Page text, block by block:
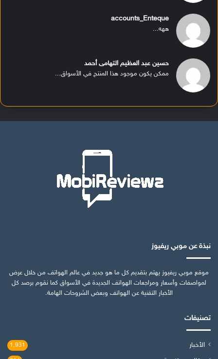
accounts_Enteque
ههه...
حسين عبد العظيم التهامى أحمد
ممكن يكون موجود هذا المنتج في الأسواق...
نبذة عن موبي ريفيوز
موقع موبي ريفيوز يهتم بتقديم كل ما هو جديد في عالم الهواتف من خلال عرض
لمواصفات وأسعار ومراجعات الهواتف الجديدة في الأسواق كما نقوم برصد كل
الأخبار التقنية عن الهواتف وبعض الشروحات الهامة.
تصنيفات
الأخبار 1٬931